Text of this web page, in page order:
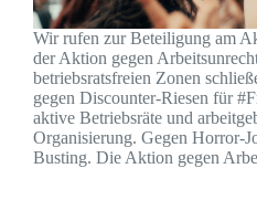
Wir rufen zur Beteiligung am
der Aktion gegen
betriebsratsfreien Zonen
gegen Discounter-Riesen für
aktive Betriebsräte und
Organisierung. Gegen Horror-
Busting. Die Aktion gegen